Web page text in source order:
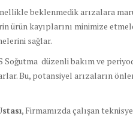
beklenmedik arızalara
ürün kayıplarını minimize
sağlar.
Soğutma düzenli bakım ve
Bu, potansiyel arızaların
, Firmamızda çalışan